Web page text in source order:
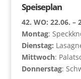
Speiseplan
42. WO: 22.06. –
Montag:
Dienstag:
Mittwoch:
Donnerstag: